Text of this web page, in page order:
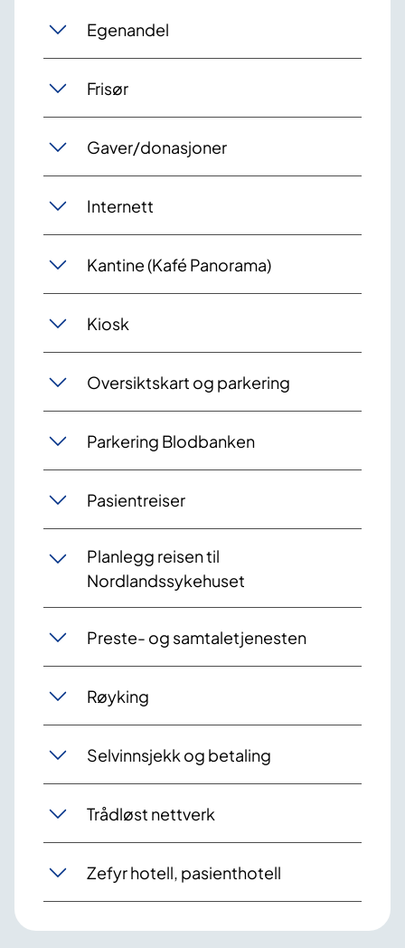
Egenandel
Frisør
Gaver/donasjoner
Internett
Kantine (Kafé Panorama)
Kiosk
Oversiktskart og parkering
Parkering Blodbanken
Pasientreiser
Planlegg reisen til
Nordlandssykehuset
Preste- og samtaletjenesten
Røyking
Selvinnsjekk og betaling
Trådløst nettverk
Zefyr hotell, pasienthotell